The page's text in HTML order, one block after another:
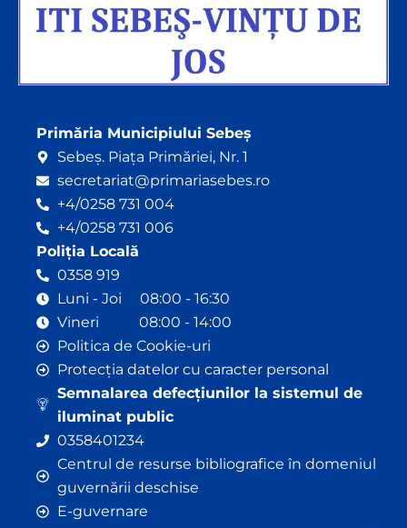
Primăria Municipiului Sebeș
Sebeș. Piața Primăriei, Nr. 1
secretariat@primariasebes.ro
+4/0258 731 004
+4/0258 731 006
Poliția Locală
0358 919
Luni - Joi 08:00 - 16:30
Vineri 08:00 - 14:00
Politica de Cookie-uri
Protecția datelor cu caracter personal
Semnalarea defecțiunilor la sistemul de
iluminat public
0358401234
Centrul de resurse bibliografice în domeniul
guvernării deschise
E-guvernare